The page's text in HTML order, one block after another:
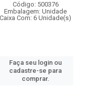
Código: 500376
Embalagem: Unidade
Caixa Com: 6 Unidade(s)
Faça seu login ou
cadastre-se para
comprar.